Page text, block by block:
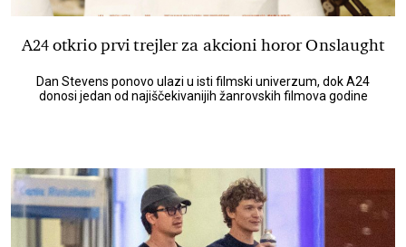
A24 otkrio prvi trejler za akcioni horor Onslaught
Dan Stevens ponovo ulazi u isti filmski univerzum, dok A24
donosi jedan od najiščekivanijih žanrovskih filmova godine